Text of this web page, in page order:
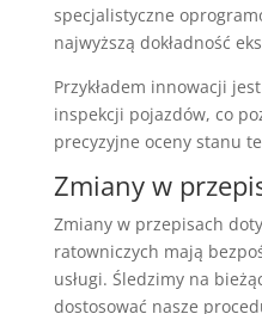
specjalistyczne
najwyższą dokładność
Przykładem innowacji
inspekcji pojazdów, co
precyzyjne oceny stanu
Zmiany w
Zmiany w przepisach
ratowniczych mają
usługi. Śledzimy na
dostosować nasze